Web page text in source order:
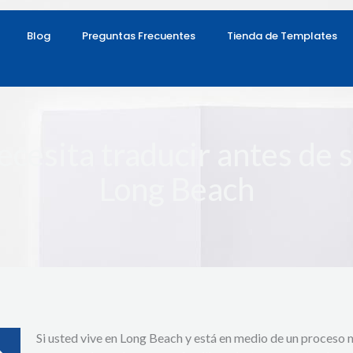
Blog Preguntas Frecuentes Tienda de Templates
traducir antes de
Si usted vive en Long Beach y está en medio de un